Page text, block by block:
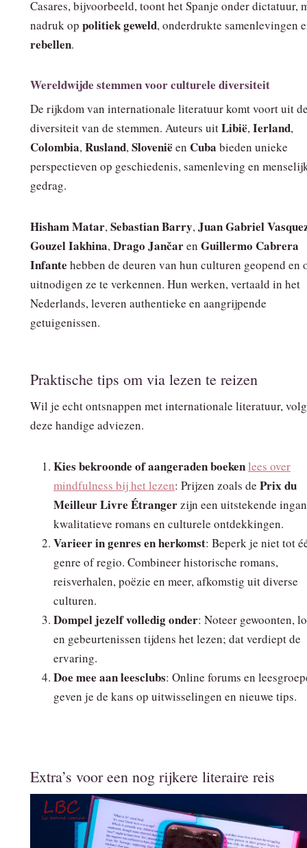
Casares, bijvoorbeeld, toont het Spanje onder dictatuur,
nadruk op politiek geweld, onderdrukte samenlevingen
rebellen.
Wereldwijde stemmen voor culturele diversiteit
De rijkdom van internationale literatuur komt voort uit
diversiteit van de stemmen. Auteurs uitLibië,Ierland,
Colombia,Rusland,Slovenië en Cuba bieden unieke
perspectieven op geschiedenis, samenleving en
gedrag.
Hisham Matar,Sebastian Barry,Juan Gabriel
Gouzel Iakhina,Drago Jančaren Guillermo Cabrera
Infante hebben de deuren van hun culturen geopend en
uitnodigen ze te verkennen. Hun werken, vertaald in het
Nederlands, leveren authentieke en aangrijpende
getuigenissen.
Praktische tips om via lezen te reizen
Wil je echt ontsnappen met internationale literatuur,
deze handige adviezen.
Kies bekroonde of aangeraden boekenlees over
mindfulness bij het lezen: Prijzen zoals de Prix du
Meilleur Livre Étrangerzijn een uitstekende
kwalitatieve romans en culturele ontdekkingen.
Varieer in genres en herkomst: Beperk je niet tot
genre of regio. Combineer historische romans,
reisverhalen, poëzie en meer, afkomstig uit diverse
culturen.
Dompel jezelf volledig onder: Noteer gewoonten,
en gebeurtenissen tijdens het lezen; dat verdiept de
ervaring.
Doe mee aan leesclubs: Online forums en
geven je de kans op uitwisselingen en nieuwe tips.
Extra’s voor een nog rijkere literaire reis